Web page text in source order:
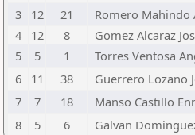
3
12 21 Romero Mahindo
4
12 8 Gomez Alcaraz
5
5 1 Torres Ventosa
6
11 38 Guerrero Lozano
7
7 18 Manso Castillo
8
5 6 Galvan